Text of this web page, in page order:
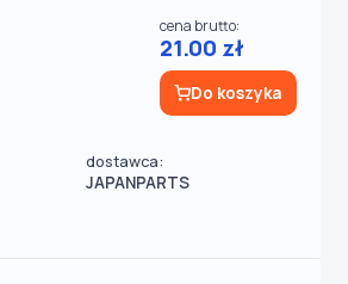
dostawca:
JAPANPARTS
cena brutto:
21.00 zł
Do koszyka